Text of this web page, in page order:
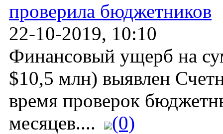
проверила бюджетников
22-10-2019, 10:10
Финансовый ущерб на
$10,5 млн) выявлен
время проверок
месяцев....
(0)